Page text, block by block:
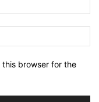
this browser for the